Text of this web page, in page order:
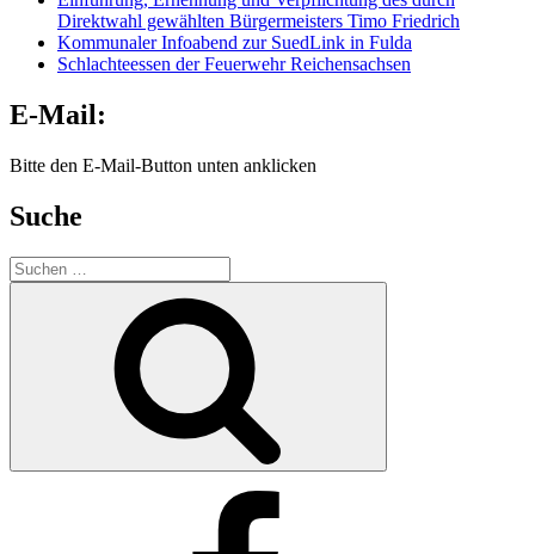
Direktwahl gewählten Bürgermeisters Timo Friedrich
Kommunaler Infoabend zur SuedLink in Fulda
Schlachteessen der Feuerwehr Reichensachsen
E-Mail:
Bitte den E-Mail-Button unten anklicken
Suche
Suche
nach: